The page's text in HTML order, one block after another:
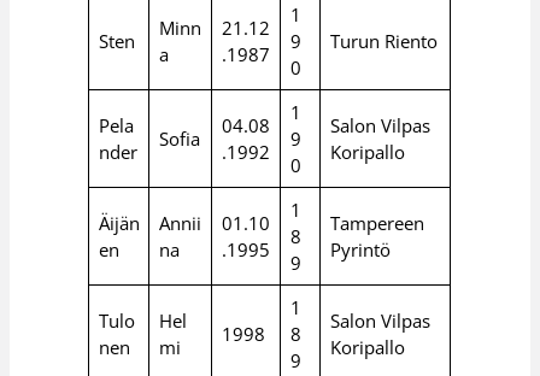
Sten
Minn
a
21.12
.1987
1
9
0
Turun Riento
Pela
nder
Sofia
04.08
.1992
1
9
0
Salon Vilpas
Koripallo
Äijän
en
Annii
na
01.10
.1995
1
8
9
Tampereen
Pyrintö
Tulo
nen
Hel
mi
1998
1
8
9
Salon Vilpas
Koripallo